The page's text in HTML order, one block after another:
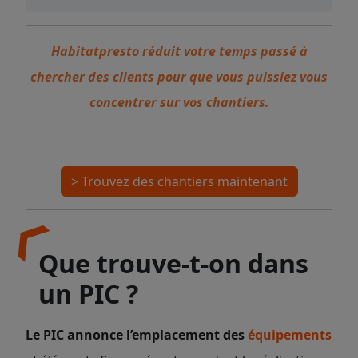
Habitatpresto réduit votre temps passé à
chercher des clients pour que vous puissiez vous
concentrer sur vos chantiers.
> Trouvez des chantiers maintenant
Que trouve-t-on dans
un PIC ?
Le PIC annonce l’emplacement deséquipements